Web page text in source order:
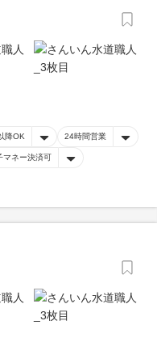
降OK 24時間営業
マネー決済可